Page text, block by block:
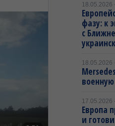
18.05.2026
фазу: к
с
18.05.2026
военную
17.05.2026
Европа
и